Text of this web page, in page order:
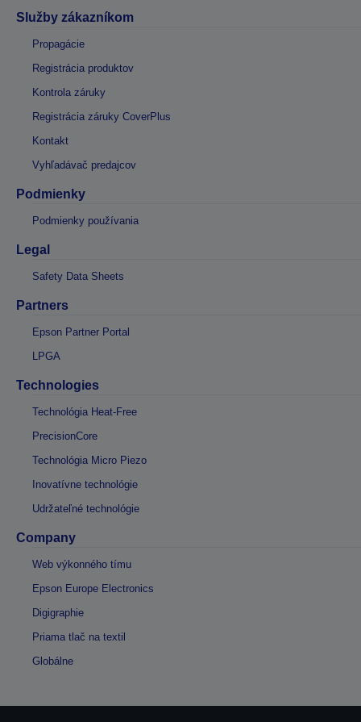
Služby zákazníkom
Propagácie
Registrácia produktov
Kontrola záruky
Registrácia záruky CoverPlus
Kontakt
Vyhľadávač predajcov
Podmienky
Podmienky používania
Legal
Safety Data Sheets
Partners
Epson Partner Portal
LPGA
Technologies
Technológia Heat-Free
PrecisionCore
Technológia Micro Piezo
Inovatívne technológie
Udržateľné technológie
Company
Web výkonného tímu
Epson Europe Electronics
Digigraphie
Priama tlač na textil
Globálne